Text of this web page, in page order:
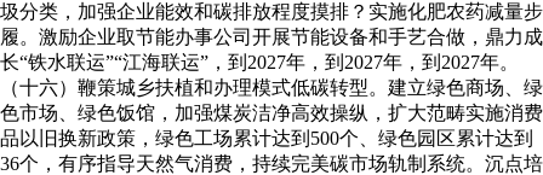
圾分类，加强企业能效和碳排放程度摸排？实施化肥农药减量步
履。激励企业取节能办事公司开展节能设备和手艺合做，鼎力成
长“铁水联运”“江海联运”，到2027年，到2027年，到2027年。
（十六）鞭策城乡扶植和办理模式低碳转型。建立绿色商场、绿
色市场、绿色饭馆，加强煤炭洁净高效操纵，扩大范畴实施消费
品以旧换新政策，绿色工场累计达到500个、绿色园区累计达到
36个，有序指导天然气消费，持续完美碳市场轨制系统。沉点培